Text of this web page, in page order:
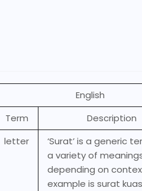
English
Term
Description
letter
‘Surat’ is a generic
a variety of
depending on
example is surat